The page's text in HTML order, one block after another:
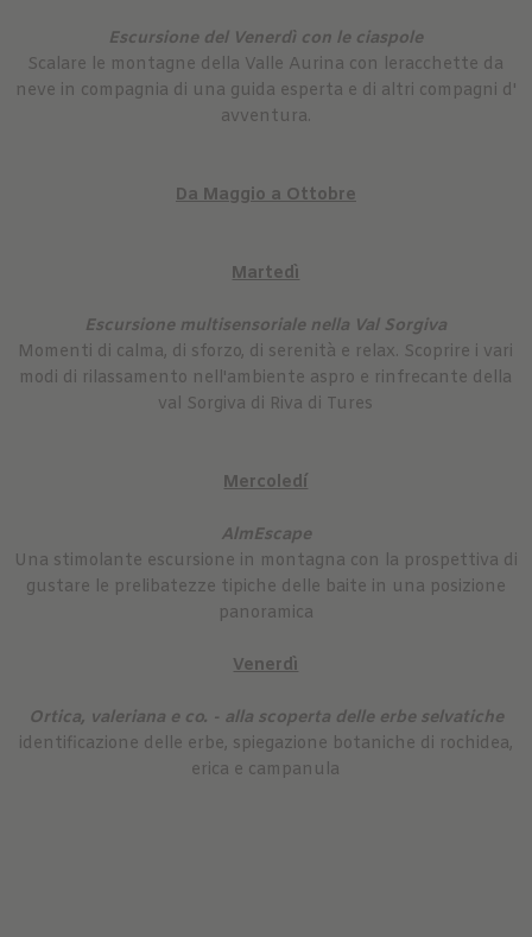
Escursione del Venerdì con le ciaspole
Scalare le montagne della Valle Aurina con leracchette da
neve in compagnia di una guida esperta e di altri compagni d'
avventura.
Da Maggio a Ottobre
Martedì
Escursione multisensoriale nella Val Sorgiva
Momenti di calma, di sforzo, di serenità e relax. Scoprire i vari
modi di rilassamento nell'ambiente aspro e rinfrecante della
val Sorgiva di Riva di Tures
Mercoledí
AlmEscape
Una stimolante escursione in montagna con la prospettiva di
gustare le prelibatezze tipiche delle baite in una posizione
panoramica
Venerdì
Ortica, valeriana e co. - alla scoperta delle erbe selvatiche
identificazione delle erbe, spiegazione botaniche di rochidea,
erica e campanula